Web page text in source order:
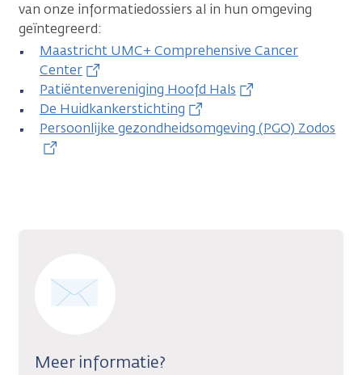
van onze informatiedossiers al in hun omgeving
geïntegreerd:
Maastricht UMC+ Comprehensive Cancer
Center
Patiëntenvereniging Hoofd Hals
De Huidkankerstichting
Persoonlijke gezondheidsomgeving (PGO) Zodos
Meer informatie?